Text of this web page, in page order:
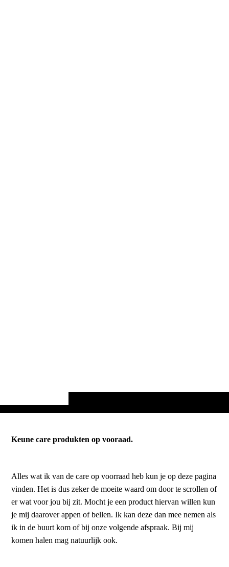
Keune care produkten op vooraad.
Alles wat ik van de care op voorraad heb kun je op deze pagina
vinden. Het is dus zeker de moeite waard om door te scrollen of
er wat voor jou bij zit. Mocht je een product hiervan willen kun
je mij daarover appen of bellen. Ik kan deze dan mee nemen als
ik in de buurt kom of bij onze volgende afspraak. Bij mij
komen halen mag natuurlijk ook.